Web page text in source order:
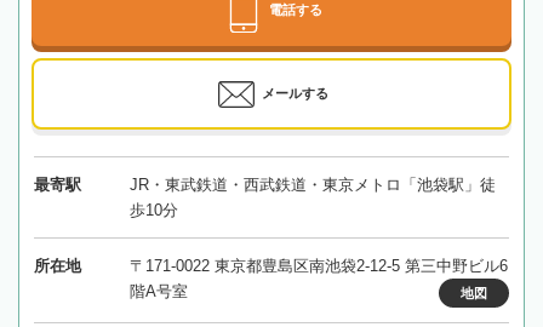
電話する
メールする
最寄駅
JR・東武鉄道・西武鉄道・東京メトロ「池袋駅」徒
歩10分
所在地
〒171-0022 東京都豊島区南池袋2-12-5 第三中野ビル6
階A号室
地図